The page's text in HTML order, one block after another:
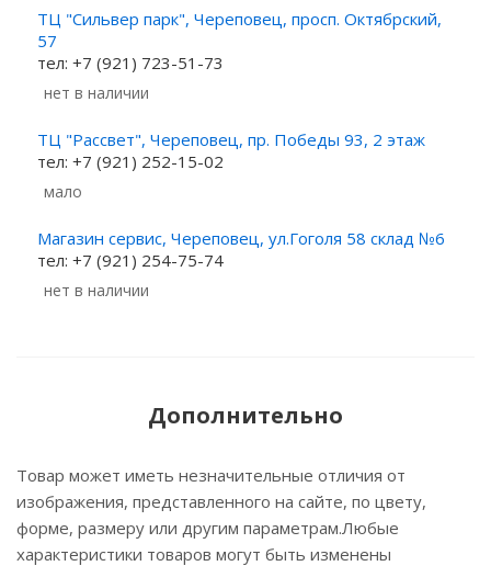
ТЦ "Сильвер парк", Череповец, просп. Октябрский,
57
тел: +7 (921) 723-51-73
Нет в наличии
ТЦ "Рассвет", Череповец, пр. Победы 93, 2 этаж
тел: +7 (921) 252-15-02
Мало
Магазин сервис, Череповец, ул.Гоголя 58 склад №6
тел: +7 (921) 254-75-74
Нет в наличии
Дополнительно
Товар может иметь незначительные отличия от
изображения, представленного на сайте, по цвету,
форме, размеру или другим параметрам.Любые
характеристики товаров могут быть изменены